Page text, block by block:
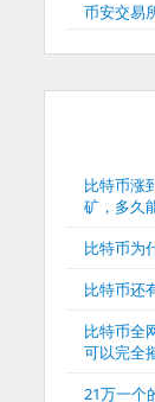
币安交易
比特币涨
矿，多久
比特币为
比特币还
比特币全
可以完全
21万一个